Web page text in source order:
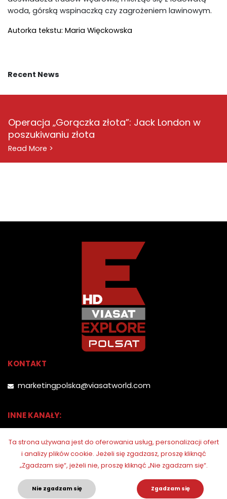
woda, górską wspinaczką czy zagrożeniem lawinowym.
Autorka tekstu: Maria Więckowska
Recent News
Operacja „Gorączka złota”: Jack London w
poszukiwaniu złota
Read More >
KONTAKT
marketingpolska@viasatworld.com
INNE KANAŁY:
Ta strona używana jest do oferowania usług, personalizacji ofert
i analizy plików cookie. Jeżeli się zgadzasz, proszę kliknąć
„Zgadzam się“, jeżeli nie, proszę kliknąć „Nie zgadzam się“.
Nie zgadzam się Zgadzam się